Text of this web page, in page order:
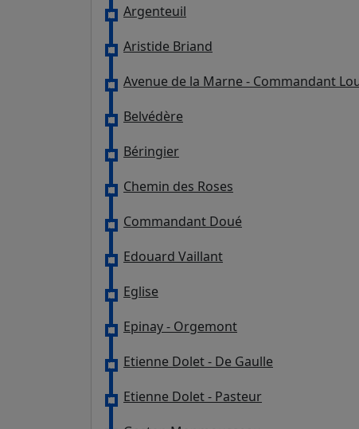
Argenteuil
Aristide Briand
Avenue de la Marne - Commandant
Belvédère
Béringier
Chemin des Roses
Commandant Doué
Edouard Vaillant
Eglise
Epinay - Orgemont
Etienne Dolet - De Gaulle
Etienne Dolet - Pasteur